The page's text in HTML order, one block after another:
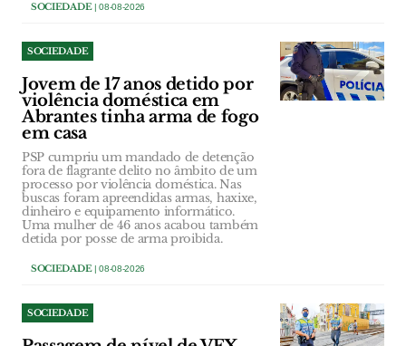
SOCIEDADE| 08-08-2026
SOCIEDADE
Jovem de 17 anos detido por
violência doméstica em
Abrantes tinha arma de fogo
em casa
PSP cumpriu um mandado de detenção
fora de flagrante delito no âmbito de um
processo por violência doméstica. Nas
buscas foram apreendidas armas, haxixe,
dinheiro e equipamento informático.
Uma mulher de 46 anos acabou também
detida por posse de arma proibida.
SOCIEDADE| 08-08-2026
SOCIEDADE